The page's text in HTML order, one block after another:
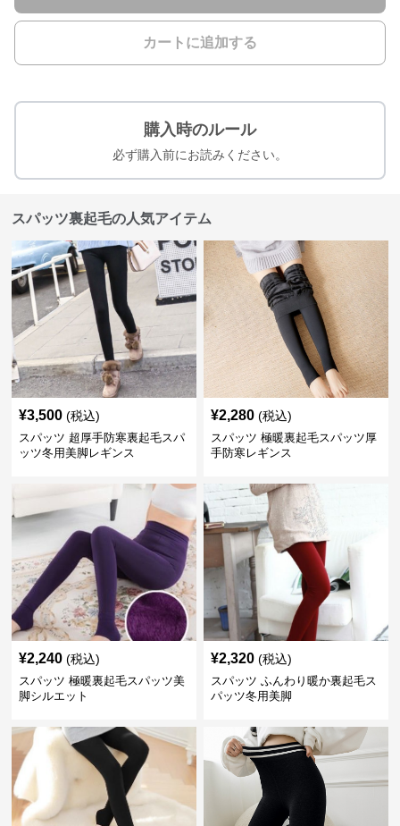
カートに追加する
購入時のルール
必ず購入前にお読みください。
スパッツ裏起毛の人気アイテム
¥3,500 (税込)
スパッツ 超厚手防寒裏起毛スパ
ッツ冬用美脚レギンス
¥2,280 (税込)
スパッツ 極暖裏起毛スパッツ厚
手防寒レギンス
¥2,240 (税込)
スパッツ 極暖裏起毛スパッツ美
脚シルエット
¥2,320 (税込)
スパッツ ふんわり暖か裏起毛ス
パッツ冬用美脚